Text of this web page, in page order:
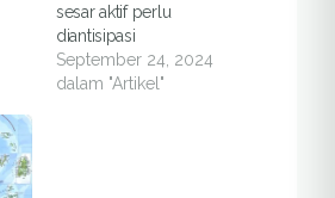
sesar aktif perlu
diantisipasi
September 24, 2024
dalam "Artikel"